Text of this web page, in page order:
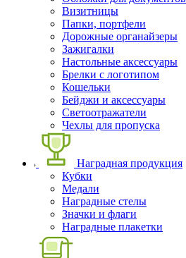
Визитницы
Папки, портфели
Дорожные органайзеры
Зажигалки
Настольные аксессуары
Брелки с логотипом
Кошельки
Бейджи и аксессуары
Светоотражатели
Чехлы для пропуска
Наградная продукция
Кубки
Медали
Наградные стелы
Значки и флаги
Наградные плакетки